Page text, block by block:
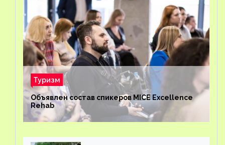
Туризм
Объявлен состав спикеров MICE Excellence
Rehab